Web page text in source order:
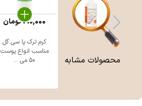
محصولات مشابه
کرم ترک پا سی‌ گل
مناسب انواع پوست
۵۰ می ...
210,000تومان